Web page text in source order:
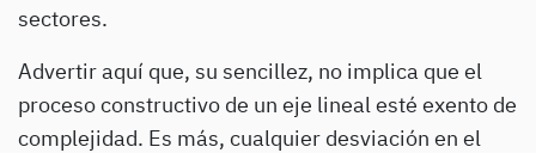
sectores.
Advertir aquí que, su sencillez, no implica que el
proceso constructivo de un eje lineal esté exento de
complejidad. Es más, cualquier desviación en el